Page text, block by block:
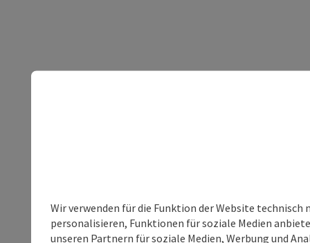
Wir verwenden für die Funktion der Website
personalisieren, Funktionen für soziale Medien
unseren Partnern für soziale Medien, Werbung und